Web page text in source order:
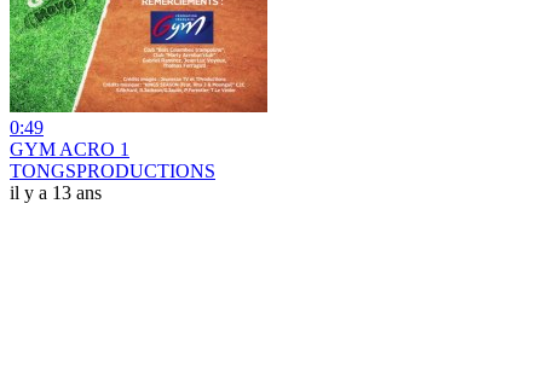
0:49
GYM ACRO 1
TONGSPRODUCTIONS
il y a 13 ans